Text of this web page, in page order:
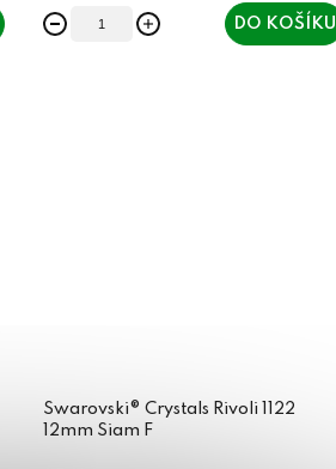
DO KOŠÍKU
Swarovski® Crystals Rivoli 1122
12mm Siam F